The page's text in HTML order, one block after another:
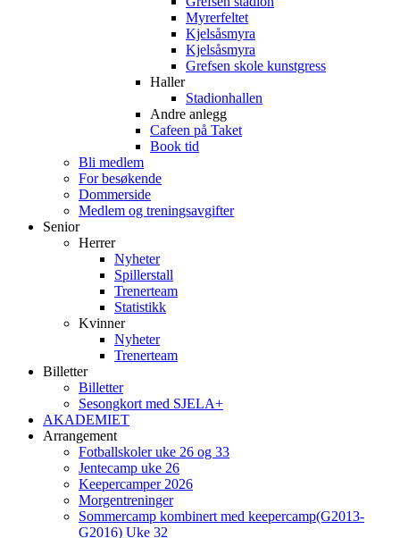
Myrerfeltet
Kjelsåsmyra
Kjelsåsmyra
Grefsen skole kunstgress
Haller
Stadionhallen
Andre anlegg
Cafeen på Taket
Book tid
Bli medlem
For besøkende
Dommerside
Medlem og treningsavgifter
Senior
Herrer
Nyheter
Spillerstall
Trenerteam
Statistikk
Kvinner
Nyheter
Trenerteam
Billetter
Billetter
Sesongkort med SJELA+
AKADEMIET
Arrangement
Fotballskoler uke 26 og 33
Jentecamp uke 26
Keepercamper 2026
Morgentreninger
Sommercamp kombinert med keepercamp(G2013-
G2016) Uke 32